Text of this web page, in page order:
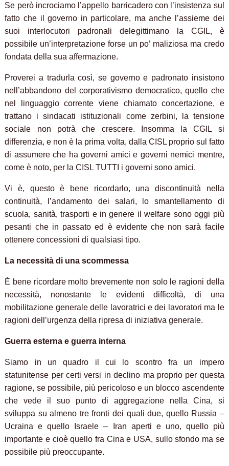
Se però incrociamo l’appello barricadero con l’insistenza sul
fatto che il governo in particolare, ma anche l’assieme dei
suoi interlocutori padronali delegittimano la CGIL, è
possibile un’interpretazione forse un po’ maliziosa ma credo
fondata della sua affermazione.
Proverei a tradurla così, se governo e padronato insistono
nell’abbandono del corporativismo democratico, quello che
nel linguaggio corrente viene chiamato concertazione, e
trattano i sindacati istituzionali come zerbini, la tensione
sociale non potrà che crescere. Insomma la CGIL si
differenzia, e non è la prima volta, dalla CISL proprio sul fatto
di assumere che ha governi amici e governi nemici mentre,
come è noto, per la CISL TUTTI i governi sono amici.
Vi è, questo è bene ricordarlo, una discontinuità nella
continuità, l’andamento dei salari, lo smantellamento di
scuola, sanità, trasporti e in genere il welfare sono oggi più
pesanti che in passato ed è evidente che non sarà facile
ottenere concessioni di qualsiasi tipo.
La necessità di una scommessa
È bene ricordare molto brevemente non solo le ragioni della
necessità, nonostante le evidenti difficoltà, di una
mobilitazione generale delle lavoratrici e dei lavoratori ma le
ragioni dell’urgenza della ripresa di iniziativa generale.
Guerra esterna e guerra interna
Siamo in un quadro il cui lo scontro fra un impero
statunitense per certi versi in declino ma proprio per questa
ragione, se possibile, più pericoloso e un blocco ascendente
che vede il suo punto di aggregazione nella Cina, si
sviluppa su almeno tre fronti dei quali due, quello Russia –
Ucraina e quello Israele – Iran aperti e uno, quello più
importante e cioè quello fra Cina e USA, sullo sfondo ma se
possibile più preoccupante.